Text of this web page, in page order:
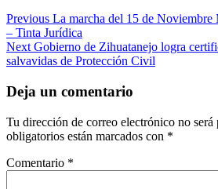
Post
navigation
Previous La marcha del 15 de Noviembre
– Tinta Jurídica
Next Gobierno de Zihuatanejo logra
salvavidas de Protección Civil
Deja un comentario
Tu dirección de correo electrónico no será
obligatorios están marcados con *
Comentario *